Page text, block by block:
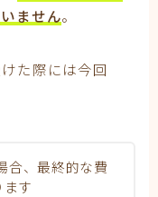
ません。
た際には今回
合、最終的な費
す